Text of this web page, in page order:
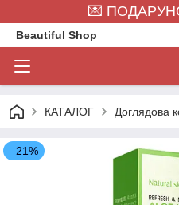
💌
Beautiful Shop
КАТАЛОГ Доглядова
–21%